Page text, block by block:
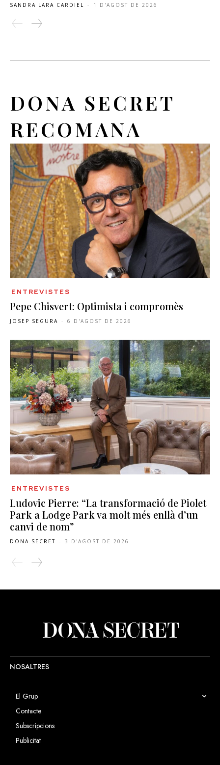
SANDRA LARA CARDIEL - 1 D'AGOST DE 2026
DONA SECRET
RECOMANA
ENTREVISTES
Pepe Chisvert: Optimista i compromès
JOSEP SEGURA - 6 D'AGOST DE 2026
ENTREVISTES
Ludovic Pierre: “La transformació de Piolet
Park a Lodge Park va molt més enllà d’un
canvi de nom”
DONA SECRET - 3 D'AGOST DE 2026
NOSALTRES
El Grup
Contacte
Subscripcions
Publicitat